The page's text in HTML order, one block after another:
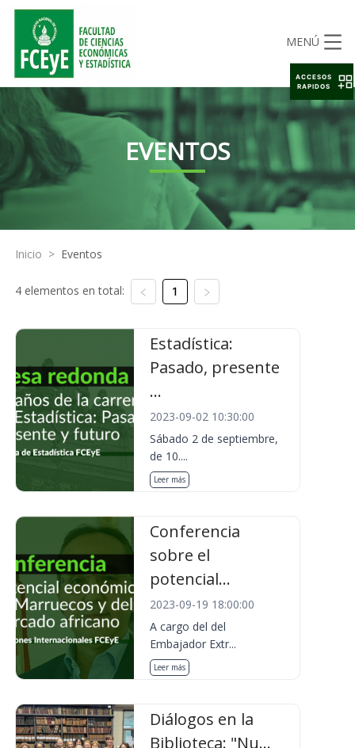
MENÚ
EVENTOS
Inicio > Eventos
4 elementos en total: 1
Estadística:
Pasado, presente
...
2023-09-02 10:30:00
Sábado 2 de septiembre,
de 10....
Leer más
Conferencia
sobre el
potencial...
2023-09-19 18:00:00
A cargo del del
Embajador Extr...
Leer más
Diálogos en la
Biblioteca: "Nu...
ACCESOS
RAPIDOS